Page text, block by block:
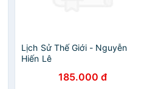
Lịch Sử Thế Giới - Nguyễn
Hiến Lê
185.000 đ